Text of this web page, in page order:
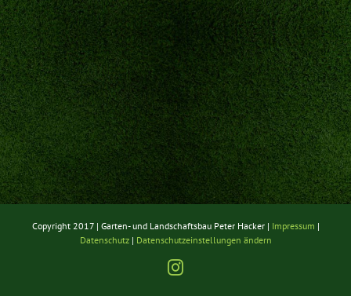
Copyright 2017 | Garten- und Landschaftsbau Peter Hacker | Impressum |
Datenschutz| Datenschutzeinstellungen ändern
Instagram